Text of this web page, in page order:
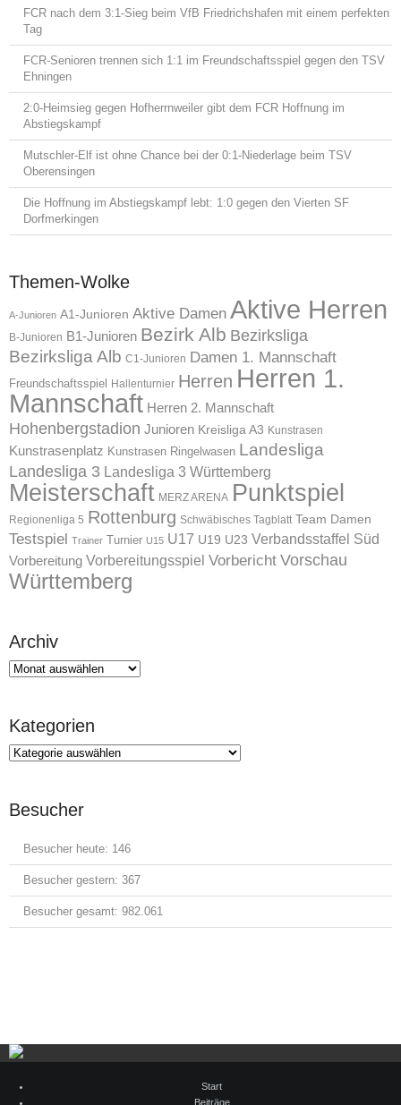
FCR nach dem 3:1-Sieg beim VfB Friedrichshafen mit einem perfekten
Tag
FCR-Senioren trennen sich 1:1 im Freundschaftsspiel gegen den TSV
Ehningen
2:0-Heimsieg gegen Hofherrnweiler gibt dem FCR Hoffnung im
Abstiegskampf
Mutschler-Elf ist ohne Chance bei der 0:1-Niederlage beim TSV
Oberensingen
Die Hoffnung im Abstiegskampf lebt: 1:0 gegen den Vierten SF
Dorfmerkingen
Themen-Wolke
A-Junioren A1-Junioren Aktive Damen Aktive Herren
B-Junioren B1-Junioren Bezirk Alb Bezirksliga
Bezirksliga Alb C1-Junioren Damen 1. Mannschaft
Freundschaftsspiel Hallenturnier Herren Herren 1.
Mannschaft Herren 2. Mannschaft
Hohenbergstadion Junioren Kreisliga A3 Kunstrasen
Kunstrasenplatz Kunstrasen Ringelwasen Landesliga
Landesliga 3 Landesliga 3 Württemberg
Meisterschaft MERZ ARENA Punktspiel
Regionenliga 5 Rottenburg Schwäbisches Tagblatt Team Damen
Testspiel Trainer Turnier U15 U17 U19 U23 Verbandsstaffel Süd
Vorbereitung Vorbereitungsspiel Vorbericht Vorschau
Württemberg
Archiv
Archiv
Kategorien
Kategorien
Besucher
Besucher heute: 146
Besucher gestern: 367
Besucher gesamt: 982.061
Start
Beiträge